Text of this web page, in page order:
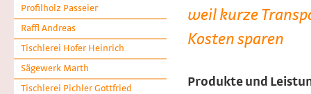
Profilholz Passeier
Raffl Andreas
Tischlerei Hofer Heinrich
Sägewerk Marth
Tischlerei Pichler Gottfried
weil kurze
Kosten sparen
Produkte und